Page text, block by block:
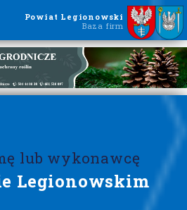
Powiat Legionowski
Baza firm
lub wykonawcę
Legionowskim